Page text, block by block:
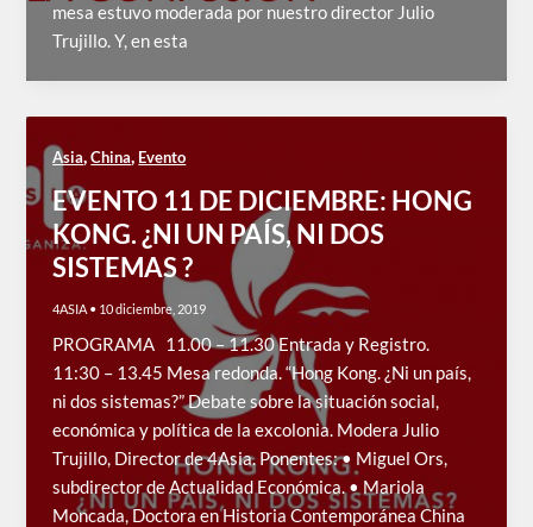
mesa estuvo moderada por nuestro director Julio
Trujillo. Y, en esta
Asia,China, Evento
EVENTO 11 DE DICIEMBRE: HONG
KONG. ¿NI UN PAÍS, NI DOS
SISTEMAS ?
4ASIA • 10 diciembre, 2019
PROGRAMA 11.00 – 11.30 Entrada y Registro.
11:30 – 13.45 Mesa redonda. “Hong Kong. ¿Ni un país,
ni dos sistemas?” Debate sobre la situación social,
económica y política de la excolonia. Modera Julio
Trujillo, Director de 4Asia. Ponentes: • Miguel Ors,
subdirector de Actualidad Económica. • Mariola
Moncada, Doctora en Historia Contemporánea China